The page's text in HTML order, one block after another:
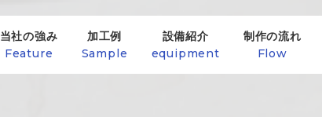
当社の強み
Feature
加工例
Sample
設備紹介
equipment
制作の流れ
Flow